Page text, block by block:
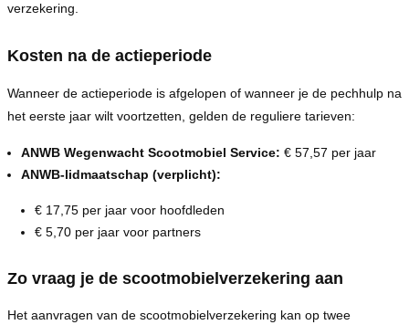
verzekering.
Kosten na de actieperiode
Wanneer de actieperiode is afgelopen of wanneer je de pechhulp na
het eerste jaar wilt voortzetten, gelden de reguliere tarieven:
ANWB Wegenwacht Scootmobiel Service: € 57,57 per jaar
ANWB-lidmaatschap (verplicht):
€ 17,75 per jaar voor hoofdleden
€ 5,70 per jaar voor partners
Zo vraag je de scootmobielverzekering aan
Het aanvragen van de scootmobielverzekering kan op twee